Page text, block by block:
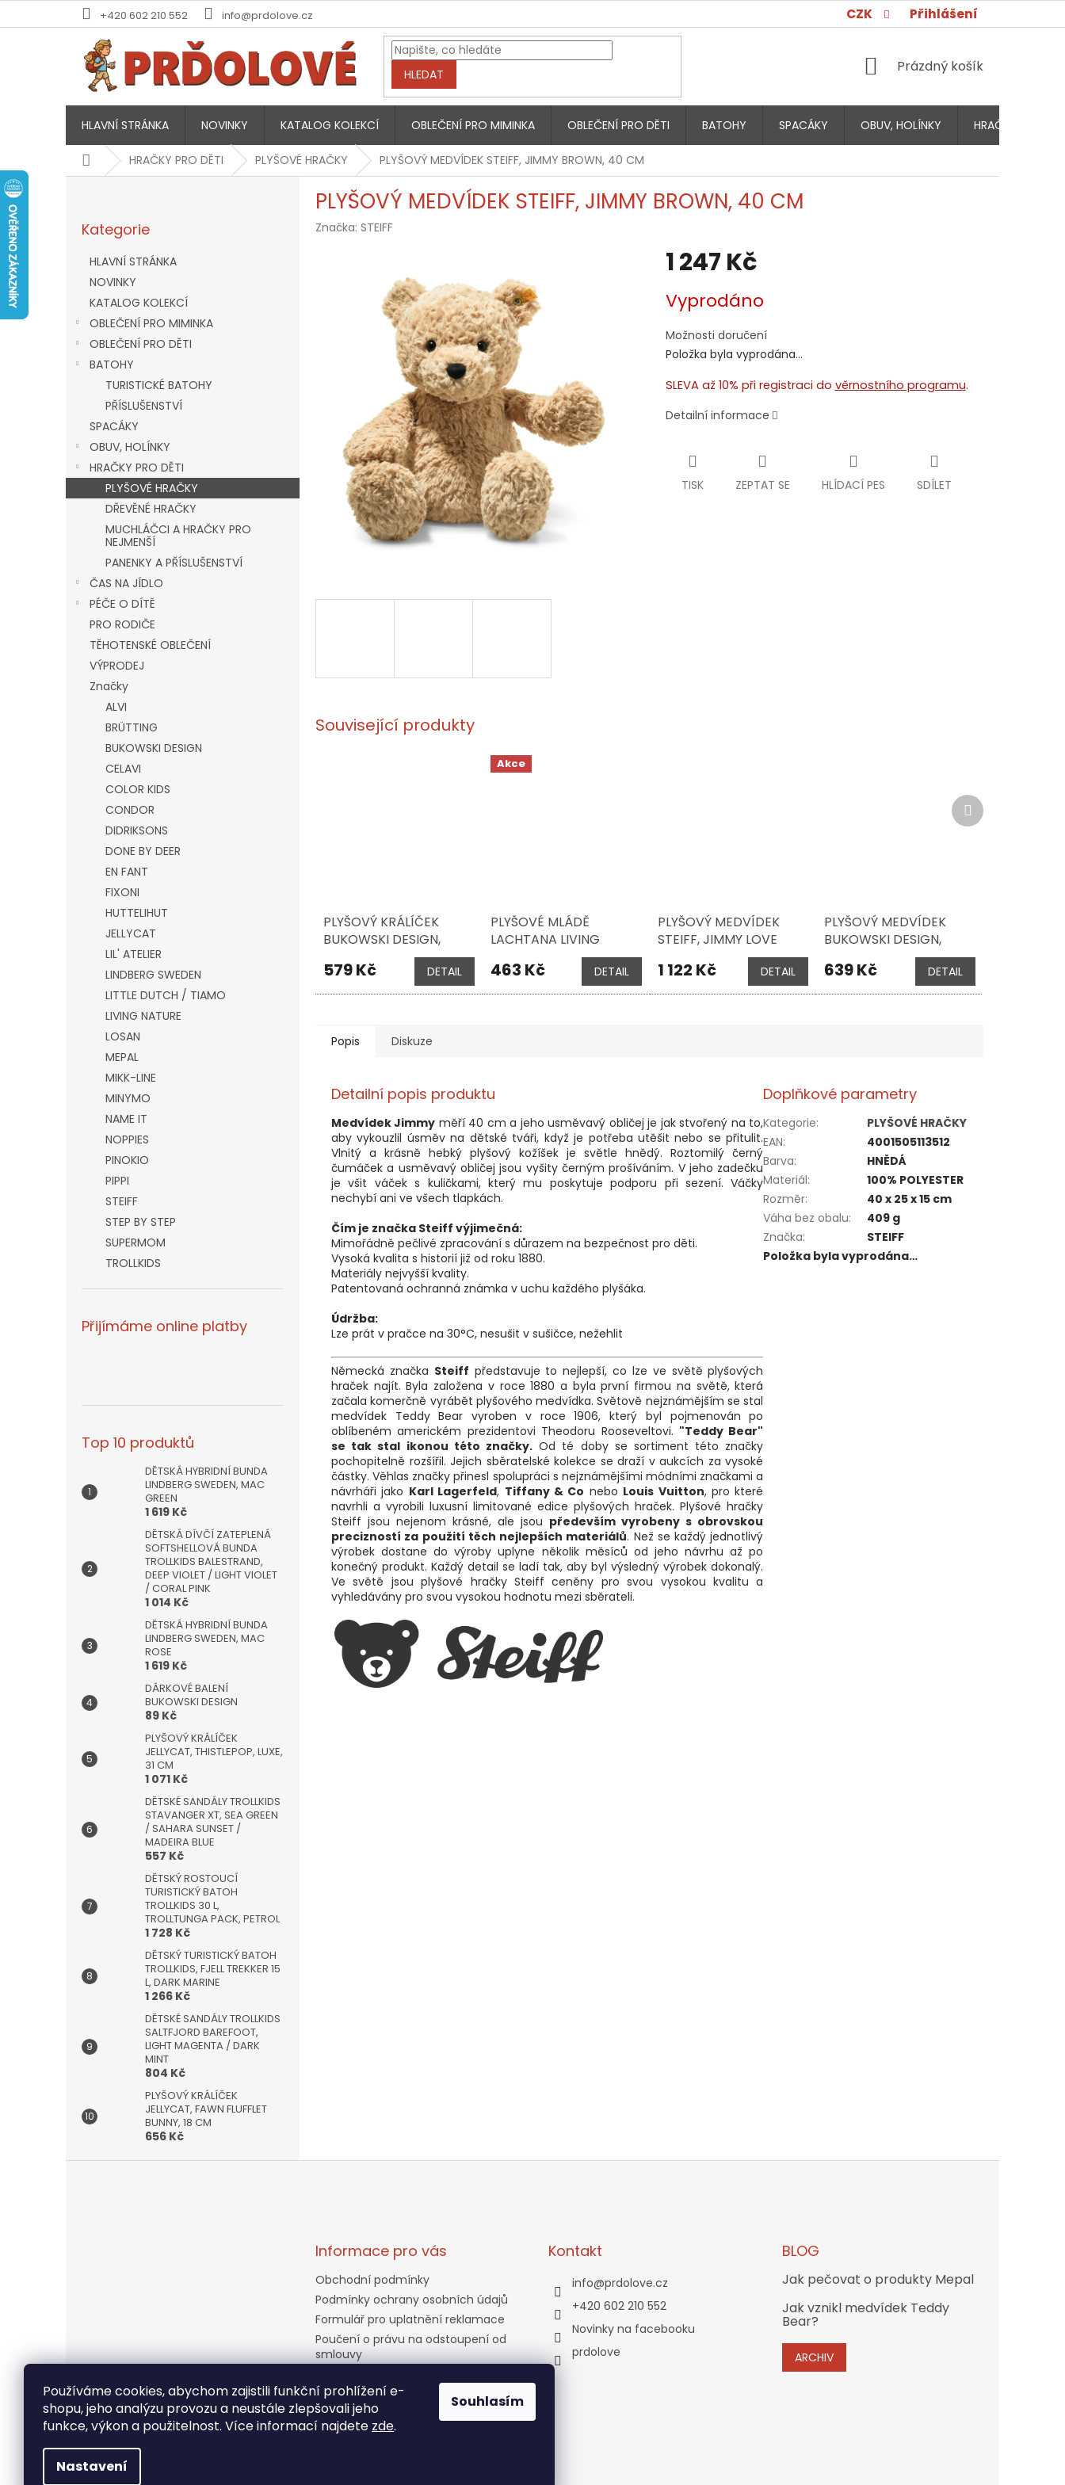
Používáme cookies, abychom zajistili funkční prohlížení e-
shopu, jeho analýzu provozu a neustále zlepšovali jeho
funkce, výkon a použitelnost. Více informací najdete zde.
Nastavení
Souhlasím
+420 602 210 552 info@prdolove.cz CZK Přihlášení
HLEDAT
NÁKUPNÍ
Prázdný košík
HLAVNÍ STRÁNKA NOVINKY KATALOG KOLEKCÍ OBLEČENÍ PRO MIMINKA OBLEČENÍ PRO DĚTI BATOHY SPACÁKY OBUV, HOLÍNKY HRAČKY PRO
DomůHRAČKY PRO DĚTI PLYŠOVÉ HRAČKY PLYŠOVÝ MEDVÍDEK STEIFF, JIMMY BROWN, 40 CM
kategorie
Kategorie
HLAVNÍ STRÁNKA
NOVINKY
KATALOG KOLEKCÍ
OBLEČENÍ PRO MIMINKA
OBLEČENÍ PRO DĚTI
BATOHY
TURISTICKÉ BATOHY
PŘÍSLUŠENSTVÍ
SPACÁKY
OBUV, HOLÍNKY
HRAČKY PRO DĚTI
PLYŠOVÉ HRAČKY
DŘEVĚNÉ HRAČKY
MUCHLÁČCI A HRAČKY PRO
NEJMENŠÍ
PANENKY A PŘÍSLUŠENSTVÍ
ČAS NA JÍDLO
PÉČE O DÍTĚ
PRO RODIČE
TĚHOTENSKÉ OBLEČENÍ
VÝPRODEJ
Značky
ALVI
BRÜTTING
BUKOWSKI DESIGN
CELAVI
COLOR KIDS
CONDOR
DIDRIKSONS
DONE BY DEER
EN FANT
FIXONI
HUTTELIHUT
JELLYCAT
LIL' ATELIER
LINDBERG SWEDEN
LITTLE DUTCH / TIAMO
LIVING NATURE
LOSAN
MEPAL
MIKK-LINE
MINYMO
NAME IT
NOPPIES
PINOKIO
PIPPI
STEIFF
STEP BY STEP
SUPERMOM
TROLLKIDS
Přijímáme online platby
Top 10 produktů
DĚTSKÁ HYBRIDNÍ BUNDA
LINDBERG SWEDEN, MAC
GREEN
1 619 Kč
DĚTSKÁ DÍVČÍ ZATEPLENÁ
SOFTSHELLOVÁ BUNDA
TROLLKIDS BALESTRAND,
DEEP VIOLET / LIGHT VIOLET
/ CORAL PINK
1 014 Kč
DĚTSKÁ HYBRIDNÍ BUNDA
LINDBERG SWEDEN, MAC
ROSE
1 619 Kč
DÁRKOVÉ BALENÍ
BUKOWSKI DESIGN
89 Kč
PLYŠOVÝ KRÁLÍČEK
JELLYCAT, THISTLEPOP, LUXE,
31 CM
1 071 Kč
DĚTSKÉ SANDÁLY TROLLKIDS
STAVANGER XT, SEA GREEN
/ SAHARA SUNSET /
MADEIRA BLUE
557 Kč
DĚTSKÝ ROSTOUCÍ
TURISTICKÝ BATOH
TROLLKIDS 30 L,
TROLLTUNGA PACK, PETROL
1 728 Kč
DĚTSKÝ TURISTICKÝ BATOH
TROLLKIDS, FJELL TREKKER 15
L, DARK MARINE
1 266 Kč
DĚTSKÉ SANDÁLY TROLLKIDS
SALTFJORD BAREFOOT,
LIGHT MAGENTA / DARK
MINT
804 Kč
PLYŠOVÝ KRÁLÍČEK
JELLYCAT, FAWN FLUFFLET
BUNNY, 18 CM
656 Kč
PLYŠOVÝ MEDVÍDEK STEIFF, JIMMY BROWN, 40 CM
Značka: STEIFF
1 247 Kč
cena:
Vyprodáno
Možnosti doručení
Položka byla vyprodána…
SLEVA až 10% při registraci do věrnostního programu.
Detailní informace
TISK ZEPTAT SE HLÍDACÍ PES SDÍLET
Související produkty
PLYŠOVÝ KRÁLÍČEK
BUKOWSKI DESIGN,
LOVELY KANINI TAUPE,
25 CM
579 Kč DETAIL
Akce
PLYŠOVÉ MLÁDĚ
LACHTANA LIVING
463 Kč DETAIL
PLYŠOVÝ MEDVÍDEK
STEIFF, JIMMY LOVE
1 122 Kč DETAIL
PLYŠOVÝ MEDVÍDEK
BUKOWSKI DESIGN,
GABRIEL, 30 CM
639 Kč DETAIL
Další
produkt
Popis Diskuze
Detailní popis produktu
Medvídek Jimmy měří 40 cm a jeho usměvavý obličej je jak stvořený na to,
aby vykouzlil úsměv na dětské tváři, když je potřeba utěšit nebo se přitulit.
Vlnitý a krásně hebký plyšový kožíšek je světle hnědý. Roztomilý černý
čumáček a usměvavý obličej jsou vyšity černým prošíváním. V jeho zadečku
je všit váček s kuličkami, který mu poskytuje podporu při sezení. Váčky
nechybí ani ve všech tlapkách.
Čím je značka Steiff výjimečná:
Mimořádně pečlivé zpracování s důrazem na bezpečnost pro děti.
Vysoká kvalita s historií již od roku 1880.
Materiály nejvyšší kvality.
Patentovaná ochranná známka v uchu každého plyšáka.
Údržba:
Lze prát v pračce na 30°C, nesušit v sušičce, nežehlit
Německá značka Steiff představuje to nejlepší, co lze ve světě plyšových
hraček najít. Byla založena v roce 1880 a byla první firmou na světě, která
začala komerčně vyrábět plyšového medvídka. Světově nejznámějším se stal
medvídek Teddy Bear vyroben v roce 1906, který byl pojmenován po
oblíbeném americkém prezidentovi Theodoru Rooseveltovi. "Teddy Bear"
se tak stal ikonou této značky.Od té doby se sortiment této značky
pochopitelně rozšířil. Jejich sběratelské kolekce se draží v aukcích za vysoké
částky. Věhlas značky přinesl spolupráci s nejznámějšími módními značkami a
návrháři jako Karl Lagerfeld, Tiffany & Co nebo Louis Vuitton, pro které
navrhli a vyrobili luxusní limitované edice plyšových hraček. Plyšové hračky
Steiff jsou nejenom krásné, ale jsou především vyrobeny s obrovskou
precizností za použití těch nejlepších materiálů. Než se každý jednotlivý
výrobek dostane do výroby uplyne několik měsíců od jeho návrhu až po
konečný produkt. Každý detail se ladí tak, aby byl výsledný výrobek dokonalý.
Ve světě jsou plyšové hračky Steiff ceněny pro svou vysokou kvalitu a
vyhledávány pro svou vysokou hodnotu mezi sběrateli.
Doplňkové parametry
Kategorie:
PLYŠOVÉ HRAČKY
EAN:
4001505113512
Barva:
HNĚDÁ
Materiál:
100% POLYESTER
Rozměr:
40 x 25 x 15 cm
Váha bez obalu:
409 g
Značka:
STEIFF
Položka byla vyprodána…
Informace pro vás
Obchodní podmínky
Podmínky ochrany osobních údajů
Formulář pro uplatnění reklamace
Poučení o právu na odstoupení od
smlouvy
Věrnostní program
Kontakty
Moje objednávka
Kontakt
info@prdolove.cz
+420 602 210 552
Novinky na facebooku
prdolove
BLOG
Jak pečovat o produkty Mepal
Jak vznikl medvídek Teddy
Bear?
ARCHIV